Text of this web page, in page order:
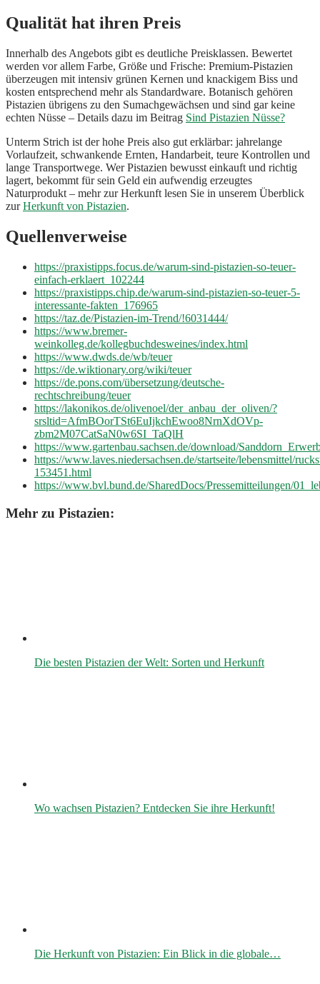
Qualität hat ihren Preis
Innerhalb des Angebots gibt es deutliche Preisklassen. Bewertet
werden vor allem Farbe, Größe und Frische: Premium-Pistazien
überzeugen mit intensiv grünen Kernen und knackigem Biss und
kosten entsprechend mehr als Standardware. Botanisch gehören
Pistazien übrigens zu den Sumachgewächsen und sind gar keine
echten Nüsse – Details dazu im Beitrag Sind Pistazien Nüsse?
Unterm Strich ist der hohe Preis also gut erklärbar: jahrelange
Vorlaufzeit, schwankende Ernten, Handarbeit, teure Kontrollen und
lange Transportwege. Wer Pistazien bewusst einkauft und richtig
lagert, bekommt für sein Geld ein aufwendig erzeugtes
Naturprodukt – mehr zur Herkunft lesen Sie in unserem Überblick
zurHerkunft von Pistazien.
Quellenverweise
https://praxistipps.focus.de/warum-sind-pistazien-so-teuer-
einfach-erklaert_102244
https://praxistipps.chip.de/warum-sind-pistazien-so-teuer-5-
interessante-fakten_176965
https://taz.de/Pistazien-im-Trend/!6031444/
https://www.bremer-
weinkolleg.de/kollegbuchdesweines/index.html
https://www.dwds.de/wb/teuer
https://de.wiktionary.org/wiki/teuer
https://de.pons.com/übersetzung/deutsche-
rechtschreibung/teuer
https://lakonikos.de/olivenoel/der_anbau_der_oliven/?
srsltid=AfmBOorTSt6EuIjkchEwoo8NrnXdOVp-
zbm2M07CatSaN0w6SI_TaQlH
https://www.gartenbau.sachsen.de/download/
https://www.laves.niedersachsen.de/startseite/lebensmittel/
153451.html
https://www.bvl.bund.de/SharedDocs/Pressemitteilungen/
Mehr zu Pistazien:
Die besten Pistazien der Welt: Sorten und Herkunft
Wo wachsen Pistazien? Entdecken Sie ihre Herkunft!
Die Herkunft von Pistazien: Ein Blick in die globale…